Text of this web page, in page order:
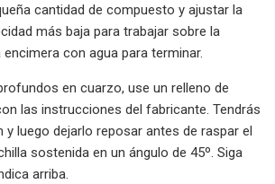
cantidad de compuesto y ajustar la
más baja para trabajar sobre la
con agua para terminar.
en cuarzo, use un relleno de
las instrucciones del fabricante. Tendrás
y luego dejarlo reposar antes de raspar el
sostenida en un ángulo de 45º. Siga
arriba.